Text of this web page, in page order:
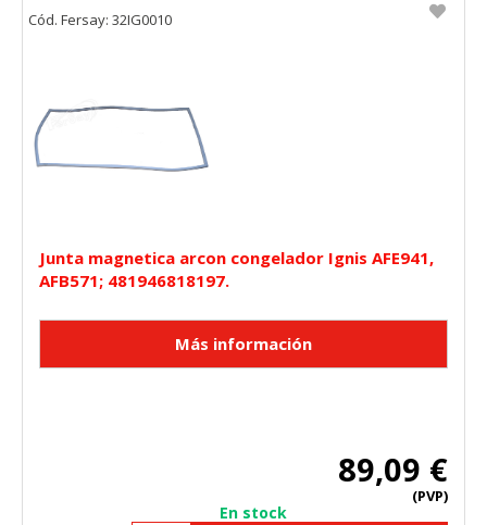
Junta magnetica arcon congelador Ignis AFE941,
AFB571; 481946818197.
89,09 €
(PVP)
En stock
Cód. Fersay: 32IG0010